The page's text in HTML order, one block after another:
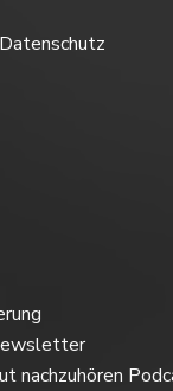
nachzuhören